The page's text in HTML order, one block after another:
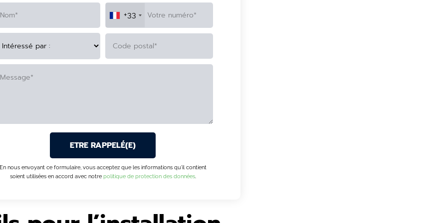
+33
nous envoyant ce formulaire, vous acceptez que les informations qu'il contient
soient utilisées en accord avec notre politique de protection des données.